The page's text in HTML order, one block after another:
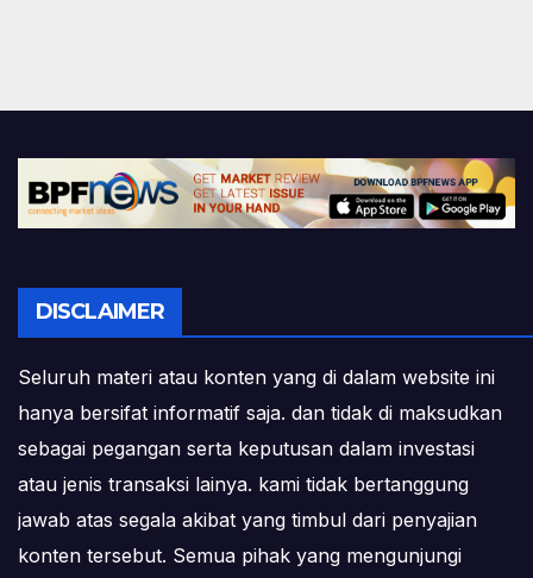
DISCLAIMER
Seluruh materi atau konten yang di dalam website ini
hanya bersifat informatif saja. dan tidak di maksudkan
sebagai pegangan serta keputusan dalam investasi
atau jenis transaksi lainya. kami tidak bertanggung
jawab atas segala akibat yang timbul dari penyajian
konten tersebut. Semua pihak yang mengunjungi